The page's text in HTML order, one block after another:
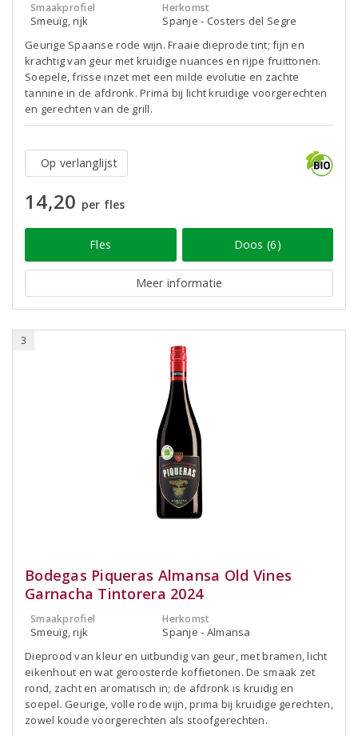
Smaakprofiel
Smeuïg, rijk
Herkomst
Spanje - Costers del Segre
Geurige Spaanse rode wijn. Fraaie dieprode tint; fijn en
krachtig van geur met kruidige nuances en rijpe fruittonen.
Soepele, frisse inzet met een milde evolutie en zachte
tannine in de afdronk. Prima bij licht kruidige voorgerechten
en gerechten van de grill.
Op verlanglijst
14,20 per fles
Fles Doos (6)
Meer informatie
3
Bodegas Piqueras Almansa Old Vines
Garnacha Tintorera 2024
Smaakprofiel
Smeuïg, rijk
Herkomst
Spanje - Almansa
Dieprood van kleur en uitbundig van geur, met bramen, licht
eikenhout en wat geroosterde koffietonen. De smaak zet
rond, zacht en aromatisch in; de afdronk is kruidig en
soepel. Geurige, volle rode wijn, prima bij kruidige gerechten,
zowel koude voorgerechten als stoofgerechten.